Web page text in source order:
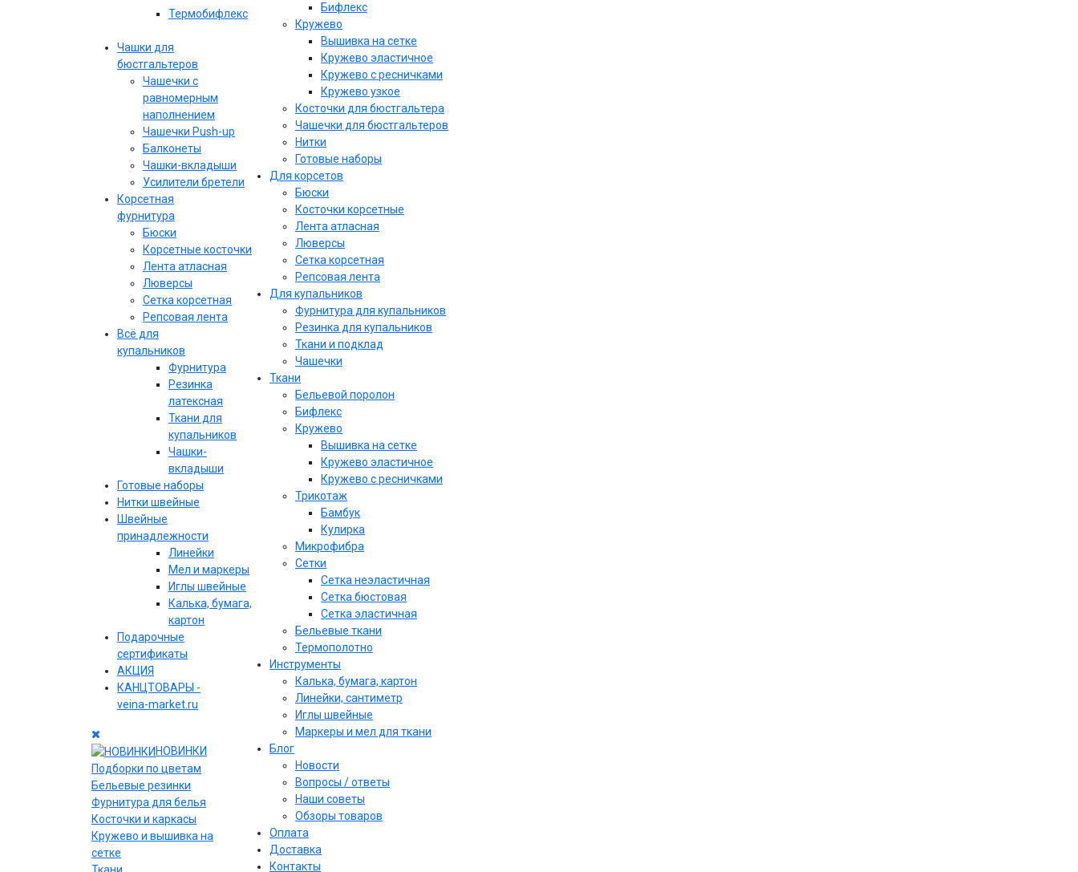
Термобифлекс
Чашки для
бюстгальтеров
Чашечки с
равномерным
наполнением
Чашечки Push-up
Балконеты
Чашки-вкладыши
Усилители бретели
Корсетная
фурнитура
Бюски
Корсетные косточки
Лента атласная
Люверсы
Сетка корсетная
Репсовая лента
Всё для
купальников
Фурнитура
Резинка
латексная
Ткани для
купальников
Чашки-
вкладыши
Готовые наборы
Нитки швейные
Швейные
принадлежности
Линейки
Мел и маркеры
Иглы швейные
Калька, бумага,
картон
Подарочные
сертификаты
АКЦИЯ
КАНЦТОВАРЫ -
veina-market.ru
НОВИНКИ
Подборки по цветам
Бельевые резинки
Фурнитура для белья
Косточки и каркасы
Кружево и вышивка на
сетке
Ткани
Бифлекс
Кружево
Вышивка на сетке
Кружево эластичное
Кружево с ресничками
Кружево узкое
Косточки для бюстгальтера
Чашечки для бюстгальтеров
Нитки
Готовые наборы
Для корсетов
Бюски
Косточки корсетные
Лента атласная
Люверсы
Сетка корсетная
Репсовая лента
Для купальников
Фурнитура для купальников
Резинка для купальников
Ткани и подклад
Чашечки
Ткани
Бельевой поролон
Бифлекс
Кружево
Вышивка на сетке
Кружево эластичное
Кружево с ресничками
Трикотаж
Бамбук
Кулирка
Микрофибра
Сетки
Сетка неэластичная
Сетка бюстовая
Сетка эластичная
Бельевые ткани
Термополотно
Инструменты
Калька, бумага, картон
Линейки, сантиметр
Иглы швейные
Маркеры и мел для ткани
Блог
Новости
Вопросы / ответы
Наши советы
Обзоры товаров
Оплата
Доставка
Контакты